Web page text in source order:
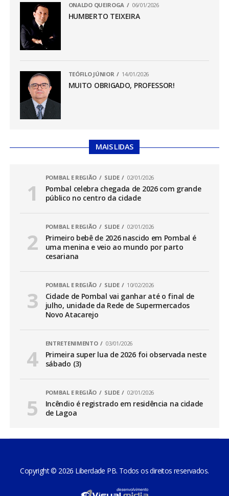
ONALDO QUEIROGA 06/01/2026
HUMBERTO TEIXEIRA
TEÓFILO JÚNIOR 14/01/2026
MUITO OBRIGADO, PROFESSOR!
MAIS LIDAS
POMBAL E REGIÃO SLIDE 02/01/2026
Pombal celebra chegada de 2026 com grande
público no centro da cidade
POMBAL E REGIÃO SLIDE 02/01/2026
Primeiro bebê de 2026 nascido em Pombal é
uma menina e veio ao mundo por parto
cesariana
POMBAL E REGIÃO SLIDE 10/02/2026
Cidade de Pombal vai ganhar até o final de
julho, unidade da Rede de Supermercados
Novo Atacarejo
ENTRETENIMENTO 03/01/2026
Primeira super lua de 2026 foi observada neste
sábado (3)
POMBAL E REGIÃO SLIDE 02/01/2026
Incêndio é registrado em residência na cidade
de Lagoa
Copyright © 2026 Liberdade PB. Todos os direitos reservados.